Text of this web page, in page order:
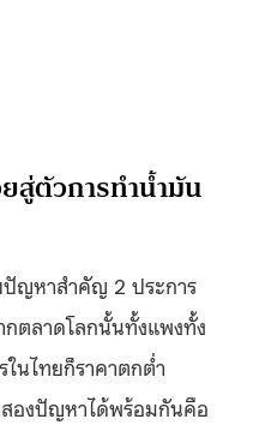
สู่ตัวการทำน้ำมัน
ปัญหาสำคัญ 2 ประการ
กตลาดโลกนั้นทั้งแพงทั้ง
นไทยก็ราคาตกต่ำ
องปัญหาได้พร้อมกันคือ